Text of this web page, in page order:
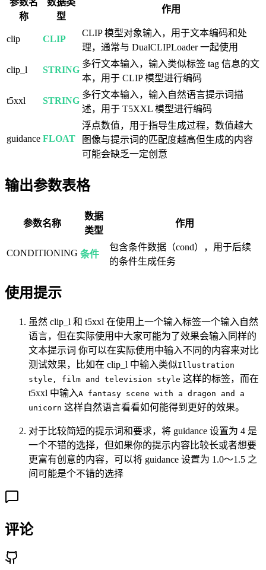
参数名
称
数据类
型
作用
clip CLIP
CLIP 模型对象输入，用于文本编码和处
理，通常与 DualCLIPLoader 一起使用
clip_l STRING
多行文本输入，输入类似标签 tag 信息的文
本，用于 CLIP 模型进行编码
t5xxl STRING
多行文本输入，输入自然语言提示词描
述，用于 T5XXL 模型进行编码
guidance FLOAT
浮点数值，用于指导生成过程，数值越大
图像与提示词的匹配度越高但生成的内容
可能会缺乏一定创意
输出参数表格
参数名称
数据
类型
作用
CONDITIONING 条件
包含条件数据（cond），用于后续
的条件生成任务
使用提示
虽然 clip_l 和 t5xxl 在使用上一个输入标签一个输入自然
语言，但在实际使用中大家可能为了效果会输入同样的
文本提示词 你可以在实际使用中输入不同的内容来对比
测试效果，比如在 clip_l 中输入类似Illustration
style, film and television style 这样的标签，而在
t5xxl 中输入A fantasy scene with a dragon and a
unicorn 这样自然语言看看如何能得到更好的效果。
对于比较简短的提示词和要求，将 guidance 设置为 4 是
一个不错的选择，但如果你的提示内容比较长或者想要
更富有创意的内容，可以将 guidance 设置为 1.0～1.5 之
间可能是个不错的选择
评论